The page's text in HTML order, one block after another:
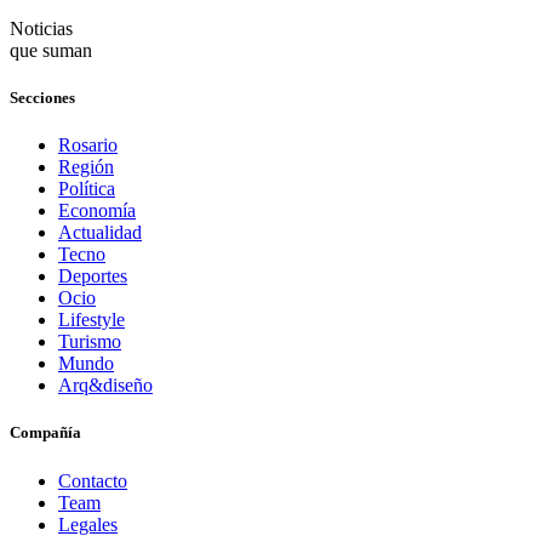
Noticias
que suman
Secciones
Rosario
Región
Política
Economía
Actualidad
Tecno
Deportes
Ocio
Lifestyle
Turismo
Mundo
Arq&diseño
Compañía
Contacto
Team
Legales